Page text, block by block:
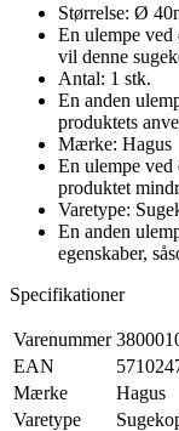
Størrelse: Ø
En ulempe ved
vil denne
Antal: 1 stk.
En anden
produktets
Mærke: Hagus
En ulempe
produktet
Varetype:
En anden
egenskaber,
Specifikationer
Varenummer
EAN
Mærke
Hagus
Varetype